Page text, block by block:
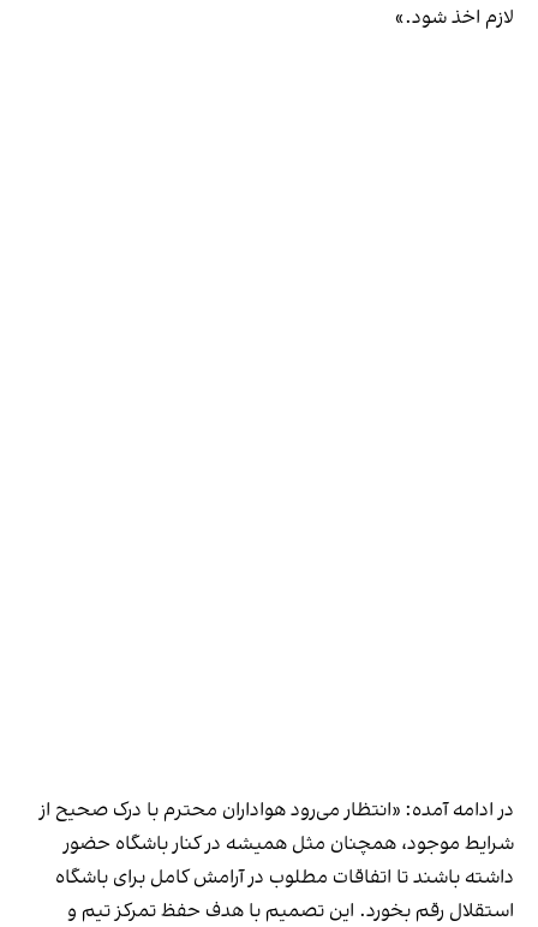
لازم اخذ شود.»
در ادامه آمده: «انتظار می‌رود هواداران محترم با درک صحیح از
شرایط موجود، همچنان مثل همیشه در کنار باشگاه حضور
داشته باشند تا اتفاقات مطلوب در آرامش کامل برای باشگاه
استقلال رقم بخورد. این تصمیم با هدف حفظ تمرکز تیم و